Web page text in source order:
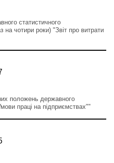
статистичного
чотири роки) "Звіт про витрати
положень державного
праці на підприємствах""